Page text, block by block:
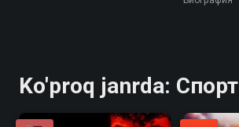
Ko'proq janrda: Спорт